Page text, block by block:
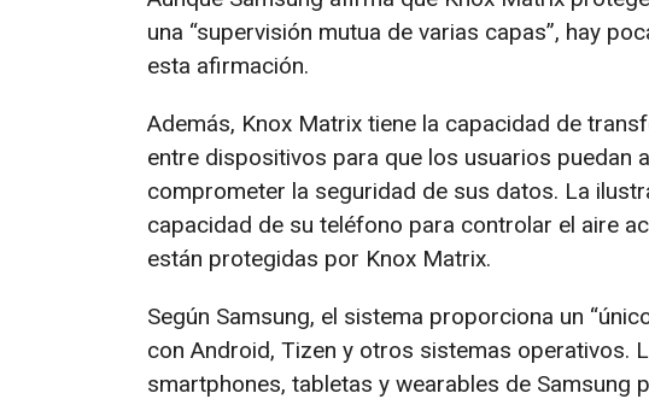
una “supervisión mutua de varias capas”, hay
esta afirmación.
Además, Knox Matrix tiene la capacidad de
entre dispositivos para que los usuarios puedan
comprometer la seguridad de sus datos. La
capacidad de su teléfono para controlar el aire
están protegidas por Knox Matrix.
Según Samsung, el sistema proporciona un
con Android, Tizen y otros sistemas operativos.
smartphones, tabletas y wearables de Samsung